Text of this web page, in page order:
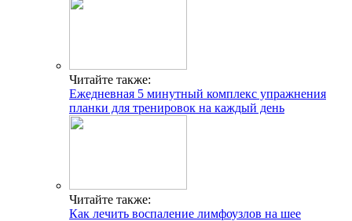
Читайте также:
Ежедневная 5 минутный комплекс упражнения
планки для тренировок на каждый день
Читайте также:
Как лечить воспаление лимфоузлов на шее